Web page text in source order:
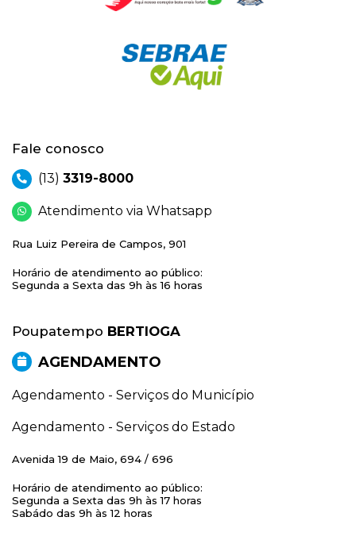
Fale conosco
(13) 3319-8000
Atendimento via Whatsapp
Rua Luiz Pereira de Campos, 901
Horário de atendimento ao público:
Segunda a Sexta das 9h às 16 horas
Poupatempo BERTIOGA
AGENDAMENTO
Agendamento - Serviços do Município
Agendamento - Serviços do Estado
Avenida 19 de Maio, 694 / 696
Horário de atendimento ao público:
Segunda a Sexta das 9h às 17 horas
Sabádo das 9h às 12 horas